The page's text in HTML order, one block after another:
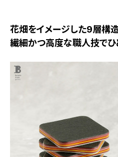
花畑をイメージした9層構
繊細かつ高度な職人技でひ